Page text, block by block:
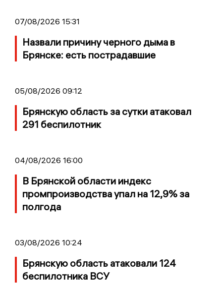
07/08/2026 15:31
Назвали причину черного дыма в
Брянске: есть пострадавшие
05/08/2026 09:12
Брянскую область за сутки атаковал
291 беспилотник
04/08/2026 16:00
В Брянской области индекс
промпроизводства упал на 12,9% за
полгода
03/08/2026 10:24
Брянскую область атаковали 124
беспилотника ВСУ